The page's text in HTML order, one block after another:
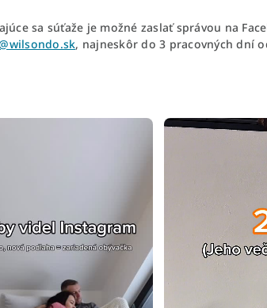
sa súťaže je možné zaslať správou na
, najneskôr do 3 pracovných dní